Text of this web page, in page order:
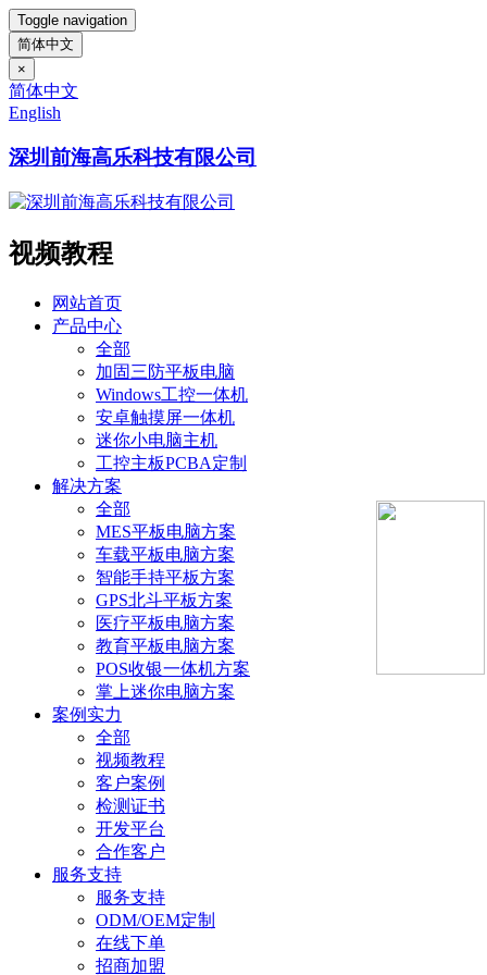
Toggle navigation
简体中文
×
简体中文
English
深圳前海高乐科技有限公司
视频教程
网站首页
产品中心
全部
加固三防平板电脑
Windows工控一体机
安卓触摸屏一体机
迷你小电脑主机
工控主板PCBA定制
解决方案
全部
MES平板电脑方案
车载平板电脑方案
智能手持平板方案
GPS北斗平板方案
医疗平板电脑方案
教育平板电脑方案
POS收银一体机方案
掌上迷你电脑方案
案例实力
全部
视频教程
客户案例
检测证书
开发平台
合作客户
服务支持
服务支持
ODM/OEM定制
在线下单
招商加盟